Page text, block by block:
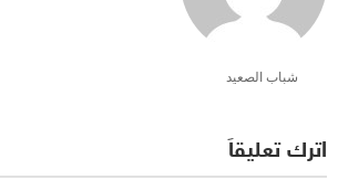
شباب الصعيد
اترك تعليقاً